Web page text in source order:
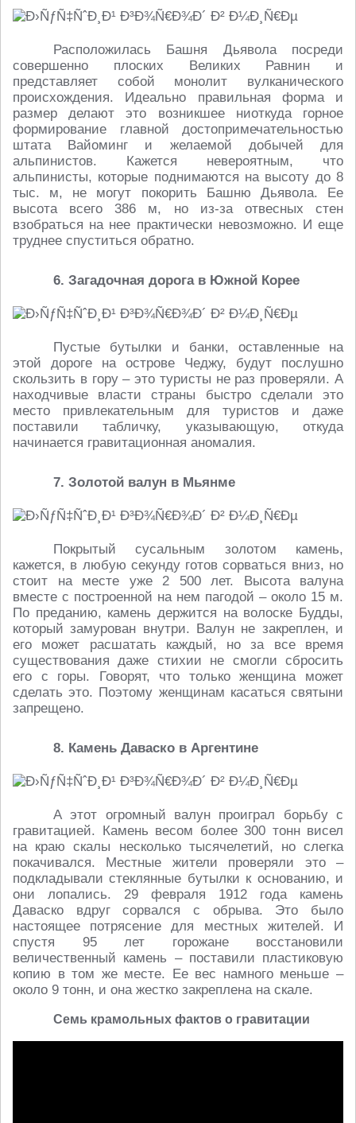
Расположилась Башня Дьявола посреди
совершенно плоских Великих Равнин и
представляет собой монолит вулканического
происхождения. Идеально правильная форма и
размер делают это возникшее ниоткуда горное
формирование главной достопримечательностью
штата Вайоминг и желаемой добычей для
альпинистов. Кажется невероятным, что
альпинисты, которые поднимаются на высоту до 8
тыс. м, не могут покорить Башню Дьявола. Ее
высота всего 386 м, но из-за отвесных стен
взобраться на нее практически невозможно. И еще
труднее спуститься обратно.
6. Загадочная дорога в Южной Корее
Пустые бутылки и банки, оставленные на
этой дороге на острове Чеджу, будут послушно
скользить в гору – это туристы не раз проверяли. А
находчивые власти страны быстро сделали это
место привлекательным для туристов и даже
поставили табличку, указывающую, откуда
начинается гравитационная аномалия.
7. Золотой валун в Мьянме
Покрытый сусальным золотом камень,
кажется, в любую секунду готов сорваться вниз, но
стоит на месте уже 2 500 лет. Высота валуна
вместе с построенной на нем пагодой – около 15 м.
По преданию, камень держится на волоске Будды,
который замурован внутри. Валун не закреплен, и
его может расшатать каждый, но за все время
существования даже стихии не смогли сбросить
его с горы. Говорят, что только женщина может
сделать это. Поэтому женщинам касаться святыни
запрещено.
8. Камень Даваско в Аргентине
А этот огромный валун проиграл борьбу с
гравитацией. Камень весом более 300 тонн висел
на краю скалы несколько тысячелетий, но слегка
покачивался. Местные жители проверяли это –
подкладывали стеклянные бутылки к основанию, и
они лопались. 29 февраля 1912 года камень
Даваско вдруг сорвался с обрыва. Это было
настоящее потрясение для местных жителей. И
спустя 95 лет горожане восстановили
величественный камень – поставили пластиковую
копию в том же месте. Ее вес намного меньше –
около 9 тонн, и она жестко закреплена на скале.
Семь крамольных фактов о гравитации